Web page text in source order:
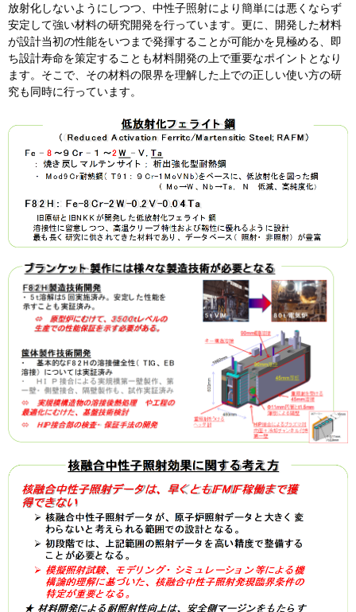
放射化しないようにしつつ、中性子照射により簡単には悪くならず
安定して強い材料の研究開発を行っています。更に、開発した材料
が設計当初の性能をいつまで発揮することが可能かを見極める、即
ち設計寿命を策定することも材料開発の上で重要なポイントとなり
ます。そこで、その材料の限界を理解した上での正しい使い方の研
究も同時に行っています。